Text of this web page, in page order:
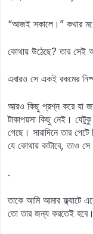
“আজই সকালে।” কথার
কোথায় উঠেছে? তার সেই
এবারও সে একই রকমের
আরও কিছু প্রশ্ন করে যা
টাকাপয়সা কিছু নেই।
গেছে। সারাদিনে তার
যে কোথায় কাটাবে, তাও সে
.
তাকে আমি আমার ফ্ল্যাটে
তো তার জন্য করতেই হবে।